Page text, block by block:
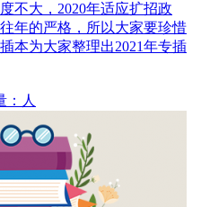
不大，2020年适应扩招政
年的严格，所以大家要珍惜
本为大家整理出2021年专插
：人